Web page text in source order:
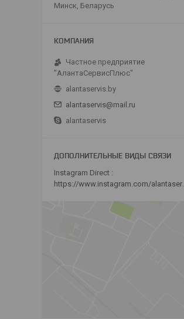
Минск, Беларусь
Частное предприятие
"АлантаСервисПлюс"
alantaservis.by
alantaservis@mail.ru
alantaservis
Instagram Direct
https://www.instagram.com/alantaservis/